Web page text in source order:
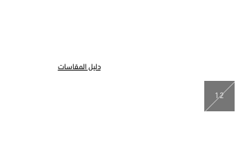
دليل المقاسات
12